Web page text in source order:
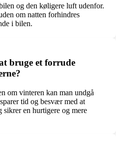
og den køligere luft udenfor.
om natten forhindres
i bilen.
bruge et forrude
om vinteren kan man undgå
tid og besvær med at
sikrer en hurtigere og mere